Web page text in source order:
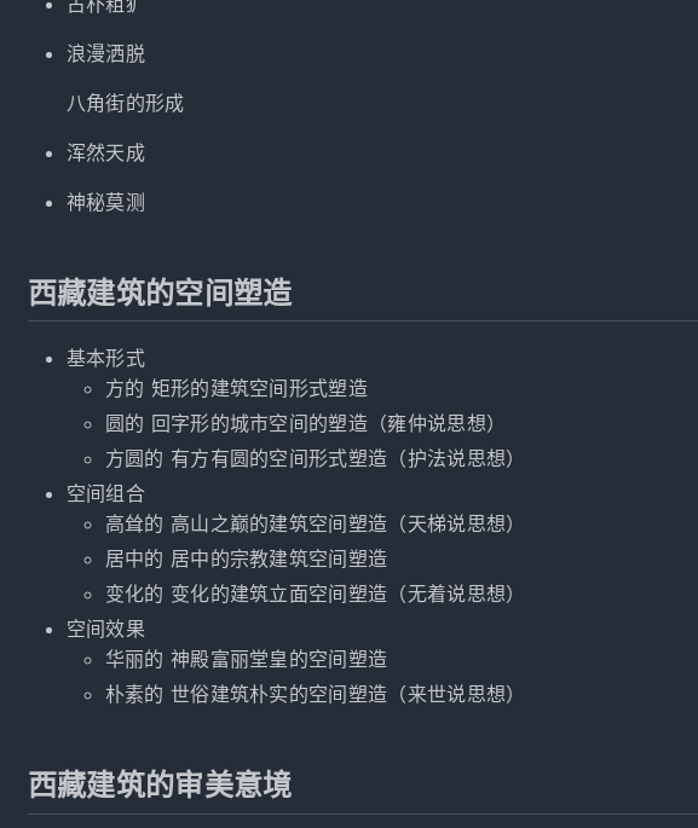
浪漫洒脱
八角街的形成
浑然天成
神秘莫测
西藏建筑的空间塑造
基本形式
方的 矩形的建筑空间形式塑造
圆的 回字形的城市空间的塑造（雍仲说思想）
方圆的 有方有圆的空间形式塑造（护法说思想）
空间组合
高耸的 高山之巅的建筑空间塑造（天梯说思想）
居中的 居中的宗教建筑空间塑造
变化的 变化的建筑立面空间塑造（无着说思想）
空间效果
华丽的 神殿富丽堂皇的空间塑造
朴素的 世俗建筑朴实的空间塑造（来世说思想）
西藏建筑的审美意境